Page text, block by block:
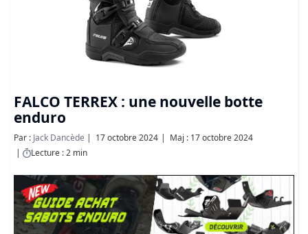
FALCO TERREX : une nouvelle botte
enduro
Par : Jack Dancède 17 octobre 2024
Maj : 17 octobre 2024
Lecture : 2 min